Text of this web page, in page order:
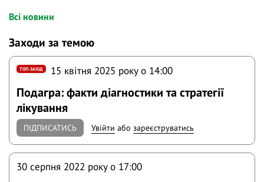
Всі новини
Заходи за темою
ТОП-ЗАХІД 15 квітня 2025 року o 14:00
Подагра: факти діагностики та стратегії
лікування
ПІДПИСАТИСЬ Увійти абозареєструватись
30 серпня 2022 року o 17:00